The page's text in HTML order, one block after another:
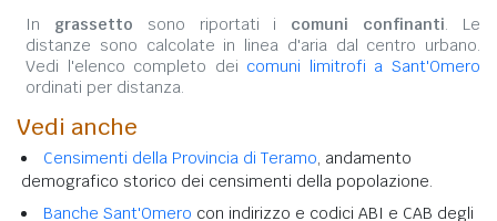
In grassetto sono riportati i comuni confinanti. Le
distanze sono calcolate in linea d'aria dal centro urbano.
Vedi l'elenco completo dei comuni limitrofi a Sant'Omero
ordinati per distanza.
Vedi anche
Censimenti della Provincia di Teramo, andamento
demografico storico dei censimenti della popolazione.
Banche Sant'Omero con indirizzo e codici ABI e CAB degli